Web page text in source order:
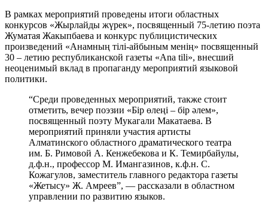
В рамках мероприятий проведены итоги областных
конкурсов «Жырлайды жүрек», посвященный 75-летию поэта
Жуматая Жакыпбаева и конкурс публицистических
произведений «Анамның тілі-айбыным менің» посвященный
30 – летию республиканской газеты «Ana tili», внесший
неоценимый вклад в пропаганду мероприятий языковой
политики.
“Среди проведенных мероприятий, также стоит
отметить, вечер поэзии «Бір өлеңі – бір әлем»,
посвященный поэту Мукагали Макатаева. В
мероприятий приняли участия артисты
Алматинского областного драматического театра
им. Б. Римовой А. Кенжебекова и К. Темирбайулы,
д.ф.н., профессор М. Имангазинов, к.ф.н. С.
Кожагулов, заместитель главного редактора газеты
«Жетысу» Ж. Амреев”, — рассказали в областном
управлении по развитию языков.